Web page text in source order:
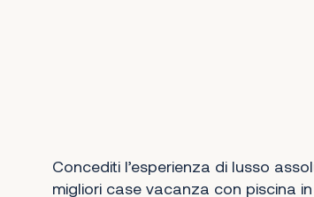
Concediti l’esperienza di lusso
migliori case vacanza con piscina